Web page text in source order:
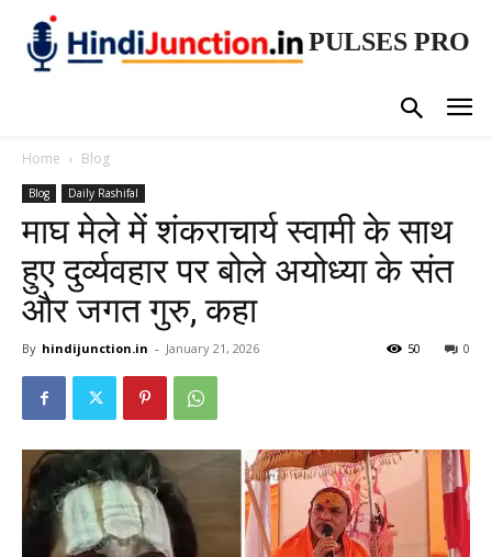
PULSES PRO
Home Blog
Blog Daily Rashifal
माघ मेले में शंकराचार्य स्वामी के साथ
हुए दुर्व्यवहार पर बोले अयोध्या के संत
और जगत गुरु, कहा
By hindijunction.in - January 21, 2026 0
50